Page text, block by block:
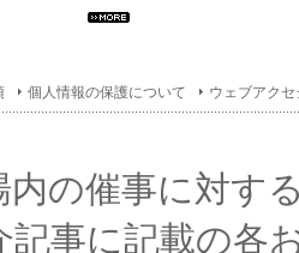
フォ
メー
覧
個人情報の保護について ウェブアク
内の催事に対す
記事に記載の各